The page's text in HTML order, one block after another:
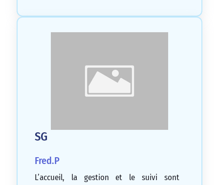
SG
Fred.P
L’accueil, la gestion et le suivi sont